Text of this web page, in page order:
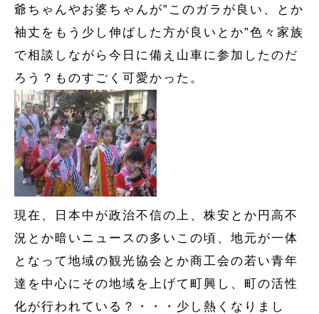
爺ちゃんやお婆ちゃんが”このガラが良い、とか
袖丈をもう少し伸ばした方が良いとか”色々家族
で相談しながら今日に備え山車に参加したのだ
ろう？ものすごく可愛かった。
現在、日本中が政治不信の上、株安とか円高不
況とか暗いニュースの多いこの頃、地元が一体
となって地域の観光協会とか商工会の若い青年
達を中心にその地域を上げて町興し、町の活性
化が行われている？・・・少し熱くなりまし